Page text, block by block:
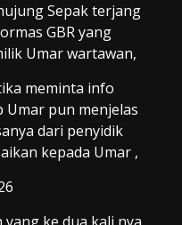
Sepak terjang
GBR yang
Umar wartawan,
meminta info
Umar pun menjelas
dari penyidik
kepada Umar ,